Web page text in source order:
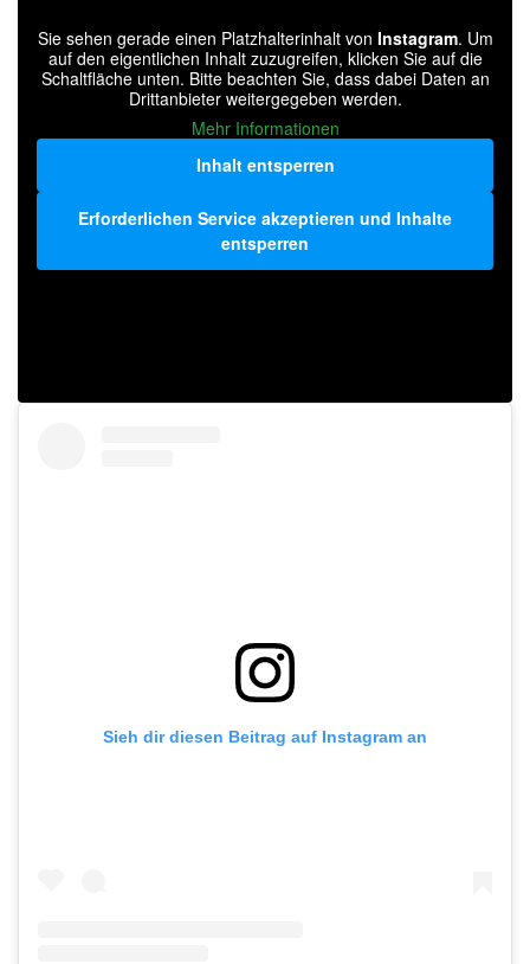
Sie sehen gerade einen Platzhalterinhalt von Instagram. Um
auf den eigentlichen Inhalt zuzugreifen, klicken Sie auf die
Schaltfläche unten. Bitte beachten Sie, dass dabei Daten an
Drittanbieter weitergegeben werden.
Mehr Informationen
Inhalt entsperren
Erforderlichen Service akzeptieren und Inhalte
entsperren
Sieh dir diesen Beitrag auf Instagram an